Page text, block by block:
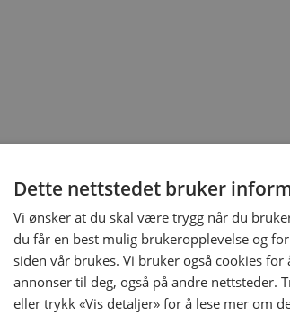
Dette nettstedet bruker
Vi ønsker at du skal være trygg når du
du får en best mulig brukeropplevelse og
siden vår brukes. Vi bruker også cookies
annonser til deg, også på andre nettsteder.
eller trykk «Vis detaljer» for å lese mer om